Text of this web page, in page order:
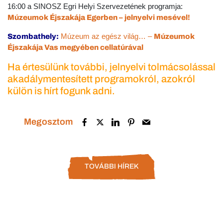
16:00 a SINOSZ Egri Helyi Szervezetének programja:
Múzeumok Éjszakája Egerben – jelnyelvi mesével!
Szombathely: Múzeum az egész világ… – Múzeumok
Éjszakája Vas megyében cellatúrával
Ha értesülünk további, jelnyelvi tolmácsolással
akadálymentesített programokról, azokról
külön is hírt fogunk adni.
Megosztom
TOVÁBBI HÍREK